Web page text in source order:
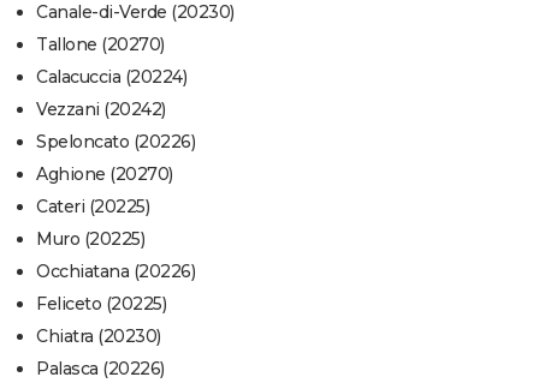
Canale-di-Verde (20230)
Tallone (20270)
Calacuccia (20224)
Vezzani (20242)
Speloncato (20226)
Aghione (20270)
Cateri (20225)
Muro (20225)
Occhiatana (20226)
Feliceto (20225)
Chiatra (20230)
Palasca (20226)